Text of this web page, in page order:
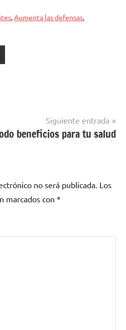
,Aumenta las defensas,
Siguiente entrada
beneficios para tu salud
no será publicada. Los
marcados con *